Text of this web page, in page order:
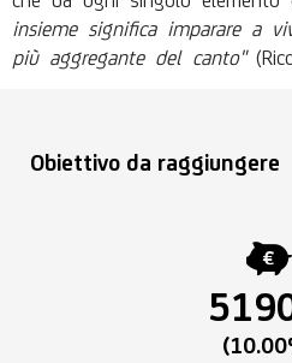
insieme significa imparare a
più aggregante del canto"
Obiettivo da raggiungere